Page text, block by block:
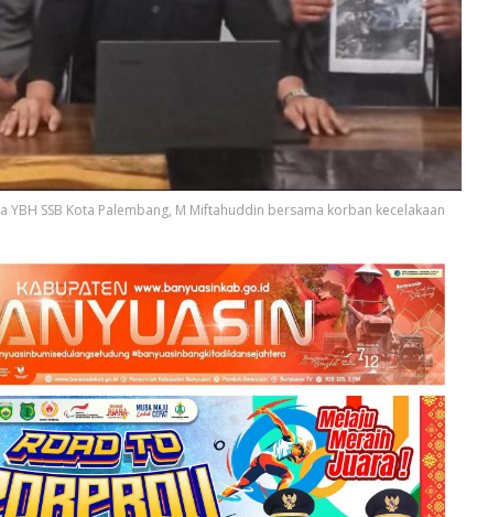
YBH SSB Kota Palembang, M Miftahuddin bersama korban kecelakaan